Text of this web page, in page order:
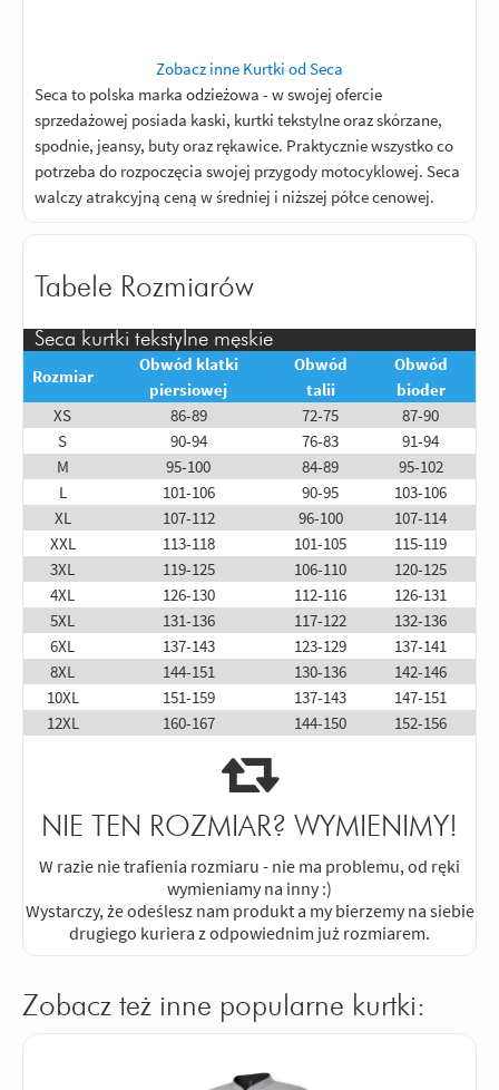
Zobacz inne Kurtki od Seca
Seca to polska marka odzieżowa - w swojej ofercie
sprzedażowej posiada kaski, kurtki tekstylne oraz skórzane,
spodnie, jeansy, buty oraz rękawice. Praktycznie wszystko co
potrzeba do rozpoczęcia swojej przygody motocyklowej. Seca
walczy atrakcyjną ceną w średniej i niższej półce cenowej.
Tabele Rozmiarów
Seca kurtki tekstylne męskie
Rozmiar
Obwód klatki
piersiowej
Obwód
talii
Obwód
bioder
XS
86-89 72-75
87-90
S
90-94 76-83
91-94
M
95-100 84-89
95-102
L
101-106 90-95
103-106
XL
107-112 96-100
107-114
XXL
113-118 101-105
115-119
3XL
119-125 106-110
120-125
4XL
126-130 112-116
126-131
5XL
131-136 117-122
132-136
6XL
137-143 123-129
137-141
8XL
144-151 130-136
142-146
10XL
151-159 137-143
147-151
12XL
160-167 144-150 152-156
NIE TEN ROZMIAR? WYMIENIMY!
W razie nie trafienia rozmiaru - nie ma problemu, od ręki
wymieniamy na inny :)
Wystarczy, że odeślesz nam produkt a my bierzemy na siebie
drugiego kuriera z odpowiednim już rozmiarem.
Zobacz też inne popularne kurtki: